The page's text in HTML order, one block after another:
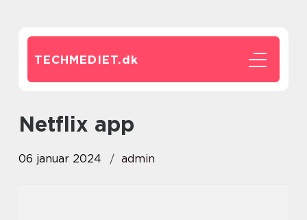
TECHMEDIET.dk
netflix app
06 januar 2024 admin